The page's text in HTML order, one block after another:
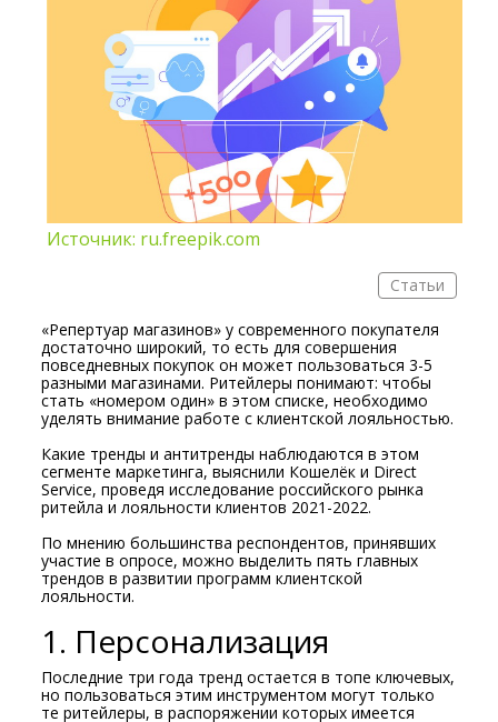
Источник: ru.freepik.com
Статьи
«Репертуар магазинов» у современного покупателя
достаточно широкий, то есть для совершения
повседневных покупок он может пользоваться 3-5
разными магазинами. Ритейлеры понимают: чтобы
стать «номером один» в этом списке, необходимо
уделять внимание работе с клиентской лояльностью.
Какие тренды и антитренды наблюдаются в этом
сегменте маркетинга, выяснили Кошелёк и Direct
Service, проведя исследование российского рынка
ритейла и лояльности клиентов 2021-2022.
По мнению большинства респондентов, принявших
участие в опросе, можно выделить пять главных
трендов в развитии программ клиентской
лояльности.
1. Персонализация
Последние три года тренд остается в топе ключевых,
но пользоваться этим инструментом могут только
те ритейлеры, в распоряжении которых имеется